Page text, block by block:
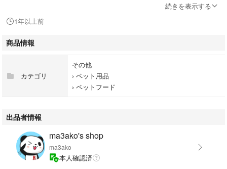
ネコポスでの発送となり、
ポストで受け取りとなります。
#おやつ
#うさぎ
#にんじん
続きを表示する
1年以上前
商品情報
カテゴリ
その他
› ペット用品
› ペットフード
出品者情報
ma3ako's shop
ma3ako
本人確認済